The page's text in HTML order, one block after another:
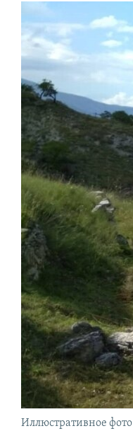
НА РАССЫЛКУ
Иллюстративное фото